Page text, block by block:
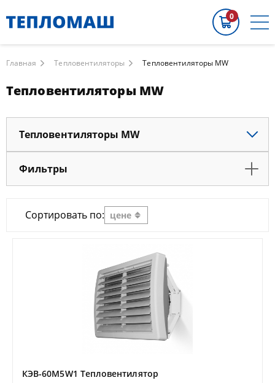
0
Главная Тепловентиляторы Тепловентиляторы МW
Тепловентиляторы МW
Тепловентиляторы МW
Фильтры
Сортировать по: цене
КЭВ-60M5W1 Тепловентилятор